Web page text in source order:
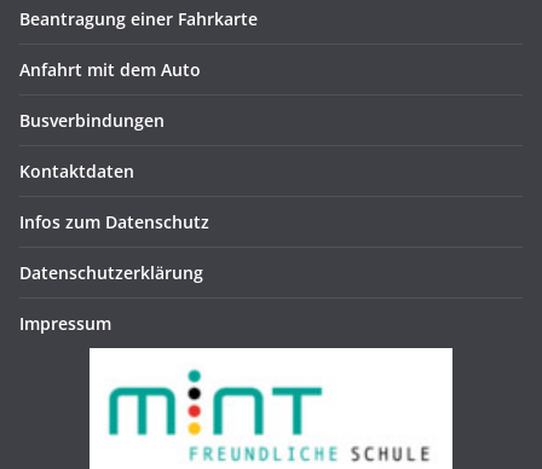
Beantragung einer Fahrkarte
Anfahrt mit dem Auto
Busverbindungen
Kontaktdaten
Infos zum Datenschutz
Datenschutzerklärung
Impressum